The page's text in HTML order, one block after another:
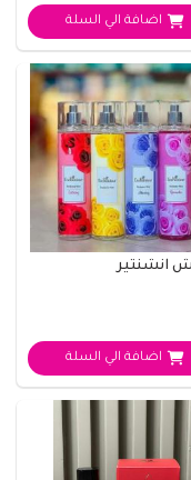
اضافة الي السلة
انشنتير
اضافة الي السلة